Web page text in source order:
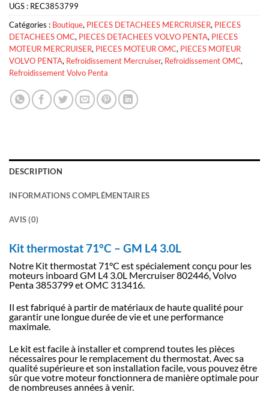
UGS : REC3853799
Catégories : Boutique, PIECES DETACHEES MERCRUISER, PIECES
DETACHEES OMC, PIECES DETACHEES VOLVO PENTA, PIECES
MOTEUR MERCRUISER, PIECES MOTEUR OMC, PIECES MOTEUR
VOLVO PENTA, Refroidissement Mercruiser, Refroidissement OMC,
Refroidissement Volvo Penta
DESCRIPTION
INFORMATIONS COMPLÉMENTAIRES
AVIS (0)
Kit thermostat 71°C – GM L4 3.0L
Notre Kit thermostat 71°C est spécialement conçu pour les
moteurs inboard GM L4 3.0L Mercruiser 802446, Volvo
Penta 3853799 et OMC 313416.
Il est fabriqué à partir de matériaux de haute qualité pour
garantir une longue durée de vie et une performance
maximale.
Le kit est facile à installer et comprend toutes les pièces
nécessaires pour le remplacement du thermostat. Avec sa
qualité supérieure et son installation facile, vous pouvez être
sûr que votre moteur fonctionnera de manière optimale pour
de nombreuses années à venir.